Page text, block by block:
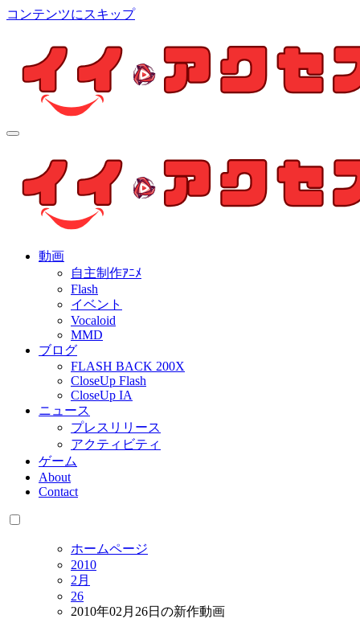
コンテンツにスキップ
個人制作アニメを中心とした動画紹介ブログ
動画
自主制作ｱﾆﾒ
Flash
イベント
Vocaloid
MMD
ブログ
FLASH BACK 200X
CloseUp Flash
CloseUp IA
ニュース
プレスリリース
アクティビティ
ゲーム
About
Contact
ホームページ
2010
2月
26
2010年02月26日の新作動画